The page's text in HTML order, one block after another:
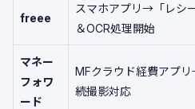
freee
スマホアプリ→「レシ
＆OCR処理開始
マネー
フォワ
ード
MFクラウド経費アプ
続撮影対応